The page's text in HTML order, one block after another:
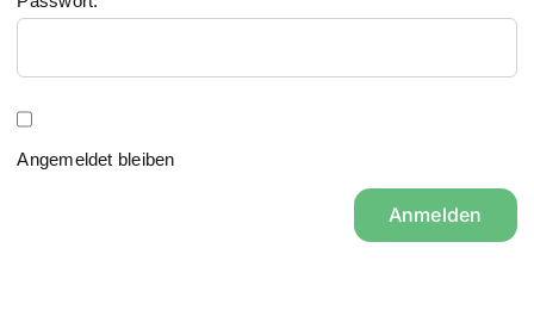
Angemeldet bleiben
Anmelden